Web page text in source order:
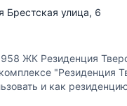
Брестская улица, 6
ЖК Резиденция
"Резиденция
и как